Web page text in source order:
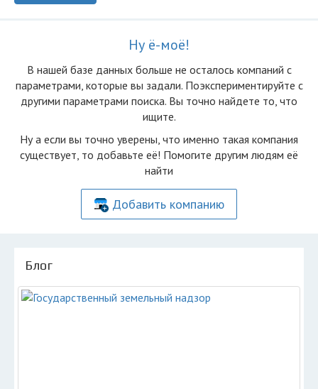
Ну ё-моё!
В нашей базе данных больше не осталоcь компаний с
параметрами, которые вы задали. Поэкспериментируйте с
другими параметрами поиска. Вы точно найдете то, что
ищите.
Ну а если вы точно уверены, что именно такая компания
существует, то добавьте её! Помогите другим людям её
найти
Добавить компанию
Блог